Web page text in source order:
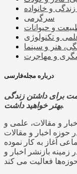
و خانواده
سرگرمی
و حیوانات
و تکنولوژی
هنر و سینما
و مهاجرت
درباره مجله‌فارسی
برای داشتن زندگی
بهتر خواهید داشت.
و مقالات، علمی و
متمرکز در حوزه اخبار و مقالات
آغاز به کار نموده
بازنشر اخبار و